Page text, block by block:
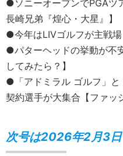
●ソニーオープンでPGAツ
長崎兄弟『煌心・大星』】
●今年はLIVゴルフが主戦場
●パターヘッドの挙動が不
してみたら？】
●「アドミラル ゴルフ」と
契約選手が大集合【ファッ
次号は2026年2月3日